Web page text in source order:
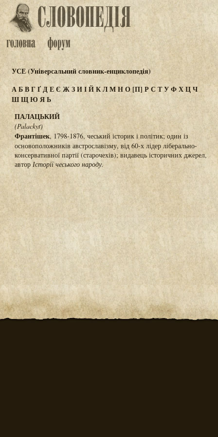
УСЕ (Універсальний словник-енциклопедія)
АБВГҐДЕЄ ЖЗИІЙКЛМНО[П] Р СТУФХЦЧ
ШЩЮЯЬ
ПАЛАЦЬКИЙ
(Palackyґ)
Франтішек, 1798-1876, чеський історик і політик; один із
основоположників австрославізму, від 60-х лідер ліберально-
консервативної партії (старочехів); видавець історичних джерел,
автор Історії чеського народу.